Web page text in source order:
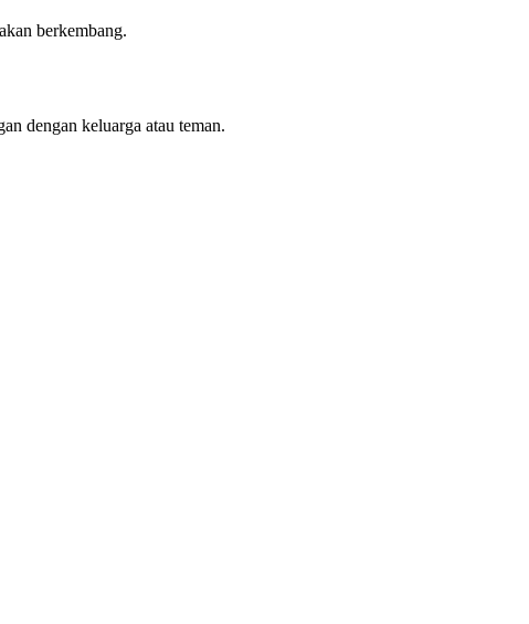
berkembang.
dengan keluarga atau teman.